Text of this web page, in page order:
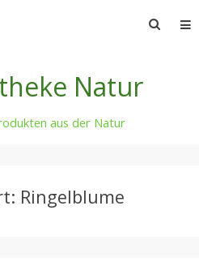
Natur
aus der Natur
Ringelblume